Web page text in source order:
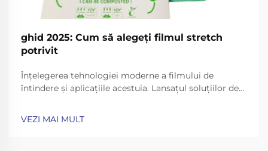
ghid 2025: Cum să alegeți filmul stretch
potrivit
Înțelegerea tehnologiei moderne a filmului de
întindere și aplicațiile acestuia. Lansațul soluțiilor de
pentru ambalare. Pe măsură ce ne apropiem de 2025,
VEZI MAI MULT